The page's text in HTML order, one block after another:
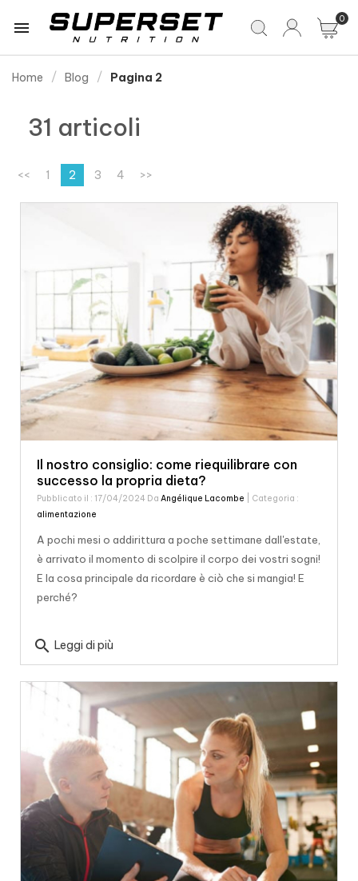
 0
Home Blog Pagina 2
31 articoli
<< 1 2 3 4 >>
Il nostro consiglio: come riequilibrare con
successo la propria dieta?
Pubblicato il : 17/04/2024 Da Angélique Lacombe | Categoria :
alimentazione
A pochi mesi o addirittura a poche settimane dall'estate,
è arrivato il momento di scolpire il corpo dei vostri sogni!
E la cosa principale da ricordare è ciò che si mangia! E
perché?
search Leggi di più